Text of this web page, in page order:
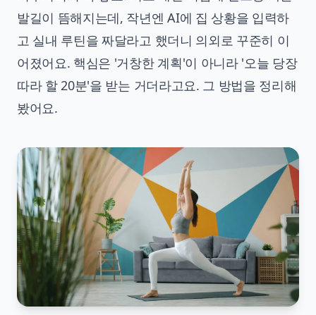
발길이 뜸해지는데, 작년엔 AI에 집 상황을 입력하
고 실내 루틴을 짜달라고 했더니 의외로 꾸준히 이
어졌어요. 핵심은 '거창한 계획'이 아니라 '오늘 당장
따라 할 20분'을 받는 거더라고요. 그 방법을 정리해
봤어요.